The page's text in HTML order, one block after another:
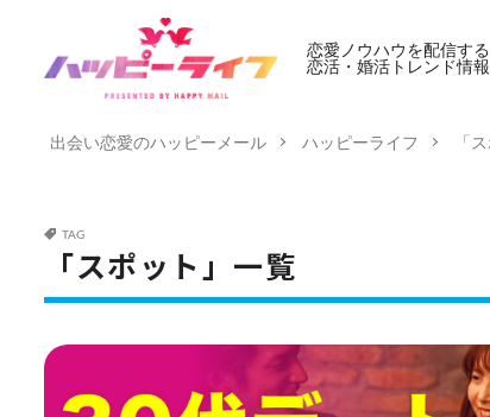
恋愛ノウハウを配信する
恋活・婚活トレンド情報
出会い恋愛のハッピーメール ハッピーライフ 「
TAG
「スポット」一覧